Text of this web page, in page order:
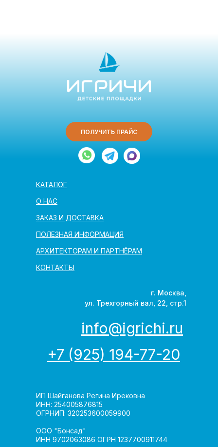
АРХИТЕКТОРАМ И ПАРТНЁРАМ
КОНТАКТЫ
ПОЛЕЗНАЯ ИНФОРМАЦИЯ
ЗАКАЗ И ДОСТАВКА
О НАС
КАТАЛОГ
г. Москва,
ул. Трехгорный вал, 22, стр.1
ПОЛУЧИТЬ ПРАЙС
ИП Шайганова Регина Ирековна
ИНН: 254005876815
ОГРНИП: 320253600059900
ООО "Бонсад"
ИНН 9702063086 ОГРН 1237700911744
+7 (925) 194-77-20
info@igrichi.ru